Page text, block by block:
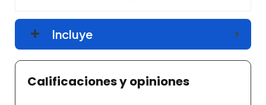
Incluye
Calificaciones y opiniones